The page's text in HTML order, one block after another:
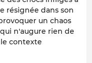
résignée dans son
un chaos
n'augure rien de
contexte